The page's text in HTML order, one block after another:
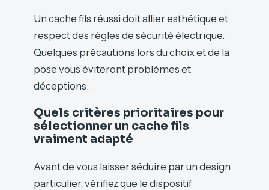
Un cache fils réussi doit allier esthétique et
respect des règles de sécurité électrique.
Quelques précautions lors du choix et de la
pose vous éviteront problèmes et
déceptions.
Quels critères prioritaires pour
sélectionner un cache fils
vraiment adapté
Avant de vous laisser séduire par un design
particulier, vérifiez que le dispositif